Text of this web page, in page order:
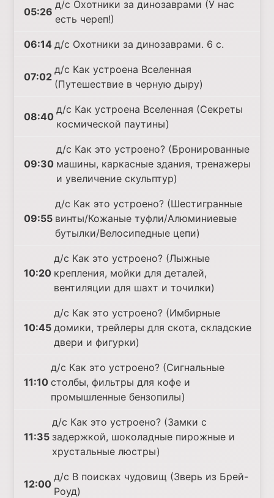
05:26
д/с Охотники за динозаврами (У нас
есть череп!)
06:14 д/с Охотники за динозаврами. 6 с.
07:02
д/с Как устроена Вселенная
(Путешествие в черную дыру)
08:40
д/с Как устроена Вселенная (Секреты
космической паутины)
09:30
д/с Как это устроено? (Бронированные
машины, каркасные здания, тренажеры
и увеличение скульптур)
09:55
д/с Как это устроено? (Шестигранные
винты/Кожаные туфли/Алюминиевые
бутылки/Велосипедные цепи)
10:20
д/с Как это устроено? (Лыжные
крепления, мойки для деталей,
вентиляции для шахт и точилки)
10:45
д/с Как это устроено? (Имбирные
домики, трейлеры для скота, складские
двери и фигурки)
11:10
д/с Как это устроено? (Сигнальные
столбы, фильтры для кофе и
промышленные бензопилы)
11:35
д/с Как это устроено? (Замки с
задержкой, шоколадные пирожные и
хрустальные люстры)
12:00
д/с В поисках чудовищ (Зверь из Брей-
Роуд)